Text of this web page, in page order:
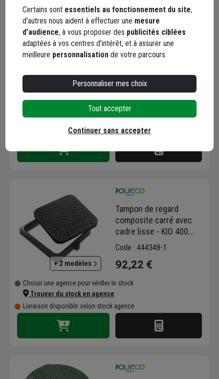
+ 14 modèles
Tampon de regard
composite carré - KIO
700 B125 - 700,0 mm x
348,36 €
Choisir une agence pour vérifier le stock
Trouver du stock en agence
Livraison disponible selon stock agence
+ 2 modèles
Tampon de regard
composite carré avec
cadre lisse - KIO 400
B125 - 360,0 mm x 360,0
mm
Code : 444348-1
92,22 €
Choisir une agence pour vérifier le stock
Trouver du stock en agence
Livraison disponible selon stock agence
Certains sont essentiels au fonctionnement du site,
d’autres nous aident à effectuer une mesure
d’audience, à vous proposer des publicités ciblées
adaptées à vos centres d’intérêt, et à assurer une
meilleure personnalisation de votre parcours.
Personnaliser mes choix
Tout accepter
Continuer sans accepter